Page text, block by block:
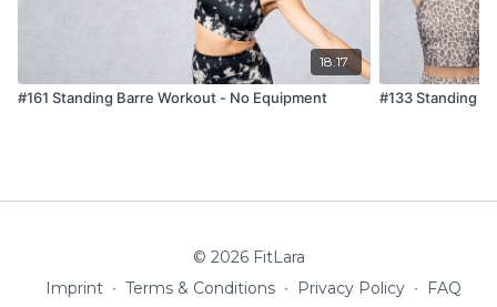
18:17
#161 Standing Barre Workout - No Equipment #133 Standing
© 2026 FitLara
Imprint ∙ Terms & Conditions ∙ Privacy Policy ∙ FAQ